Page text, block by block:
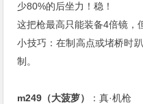
少80%的后坐力！稳！
这把枪最高只能装备4倍镜，
小技巧：在制高点或堵桥时
制。
m249（大菠萝）
：真·机枪